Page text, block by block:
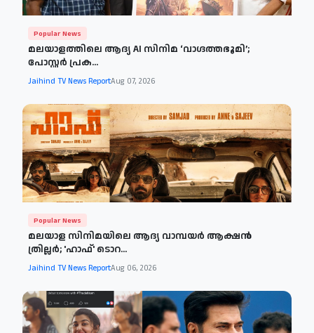
Popular News
മലയാളത്തിലെ ആദ്യ AI സിനിമ ‘വാഗ്ദത്തഭൂമി’;
പോസ്റ്റർ പ്രക...
Jaihind TV News ReportAug 07, 2026
Popular News
മലയാള സിനിമയിലെ ആദ്യ വാമ്പയർ ആക്ഷൻ
ത്രില്ലർ; 'ഹാഫ്' ടൊറ...
Jaihind TV News ReportAug 06, 2026